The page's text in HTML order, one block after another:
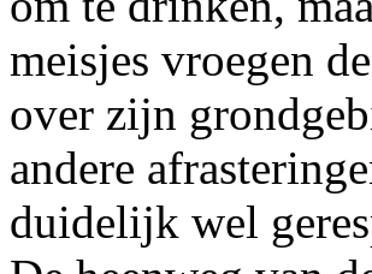
meisjes vroegen
over zijn
andere
duidelijk wel